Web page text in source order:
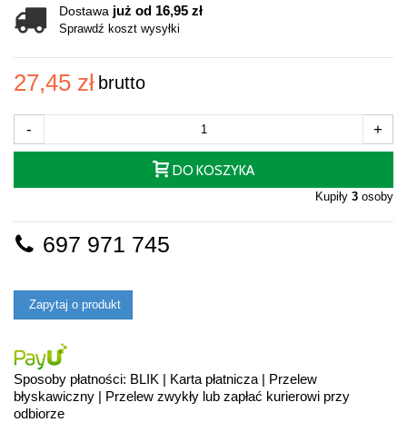
Dostawa już od 16,95 zł
Sprawdź koszt wysyłki
27,45 zł brutto
- +
DO KOSZYKA
Kupiły 3 osoby
697 971 745
Zapytaj o produkt
Sposoby płatności: BLIK | Karta płatnicza | Przelew
błyskawiczny | Przelew zwykły lub zapłać kurierowi przy
odbiorze